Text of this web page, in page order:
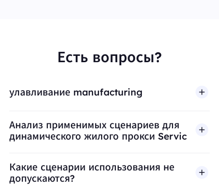
Есть вопросы?
улавливание manufacturing
Анализ применимых сценариев для
динамического жилого прокси Servic
Какие сценарии использования не
допускаются?